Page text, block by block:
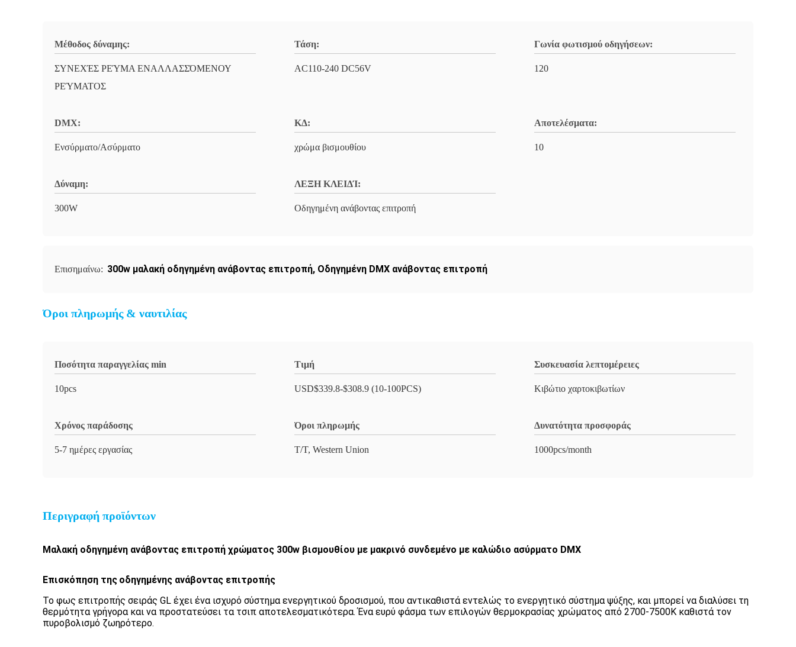
Μέθοδος δύναμης:
ΣΥΝΕΧΈΣ ΡΕΎΜΑ ΕΝΑΛΛΑΣΣΌΜΕΝΟΥ
ΡΕΎΜΑΤΟΣ
Τάση:
AC110-240 DC56V
Γωνία φωτισμού οδηγήσεων:
120
DMX:
Ενσύρματο/Ασύρματο
ΚΔ:
χρώμα βισμουθίου
Αποτελέσματα:
10
Δύναμη:
300W
ΛΕΞΗ ΚΛΕΙΔΊ:
Οδηγημένη ανάβοντας επιτροπή
Επισημαίνω: 300w μαλακή οδηγημένη ανάβοντας επιτροπή, Οδηγημένη DMX ανάβοντας επιτροπή
Όροι πληρωμής & ναυτιλίας
Ποσότητα παραγγελίας min
10pcs
Τιμή
USD$339.8-$308.9 (10-100PCS)
Συσκευασία λεπτομέρειες
Κιβώτιο χαρτοκιβωτίων
Χρόνος παράδοσης
5-7 ημέρες εργασίας
Όροι πληρωμής
T/T, Western Union
Δυνατότητα προσφοράς
1000pcs/month
Περιγραφή προϊόντων
Μαλακή οδηγημένη ανάβοντας επιτροπή χρώματος 300w βισμουθίου με μακρινό συνδεμένο με καλώδιο ασύρματο DMX
Επισκόπηση της οδηγημένης ανάβοντας επιτροπής
Το φως επιτροπής σειράς GL έχει ένα ισχυρό σύστημα ενεργητικού δροσισμού, που αντικαθιστά εντελώς το ενεργητικό σύστημα ψύξης, και μπορεί να διαλύσει τη
θερμότητα γρήγορα και να προστατεύσει τα τσιπ αποτελεσματικότερα. Ένα ευρύ φάσμα των επιλογών θερμοκρασίας χρώματος από 2700-7500K καθιστά τον
πυροβολισμό ζωηρότερο.